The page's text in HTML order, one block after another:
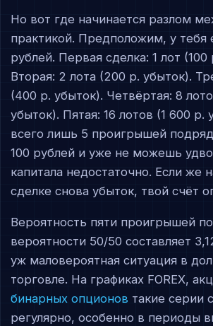
Но вот где начинается разлом
практикой. Предположим, у тебя
рублей. Первая сделка: 1 лот (100
Вторая: 2 лота (200 р. убыток).
(400 р. убыток). Четвёртая: 8
убыток). Пятая: 16 лотов (1 600 р.
всего лишь 5 проигрышей
100 рублей и уже не можешь
капитала недостаточно. Если же
сделке снова убыток, твой счёт
Вероятность пяти проигрышей
вероятности 50/50 составляет
уж маловероятная ситуация в
торговле. На графиках FOREX,
бинарных опционов такие серии
регулярно, особенно в периоды